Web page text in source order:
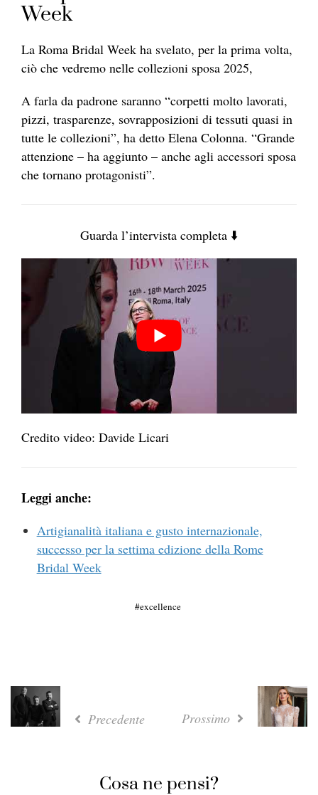
Week
La Roma Bridal Week ha svelato, per la prima volta,
ciò che vedremo nelle collezioni sposa 2025,
A farla da padrone saranno “corpetti molto lavorati,
pizzi, trasparenze, sovrapposizioni di tessuti quasi in
tutte le collezioni”, ha detto Elena Colonna. “Grande
attenzione – ha aggiunto – anche agli accessori sposa
che tornano protagonisti”.
Guarda l’intervista completa ⬇️
Credito video: Davide Licari
Leggi anche:
Artigianalità italiana e gusto internazionale,
successo per la settima edizione della Rome
Bridal Week
excellence
Precedente Prossimo
Cosa ne pensi?